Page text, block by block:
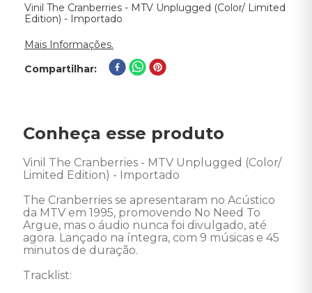
Vinil The Cranberries - MTV Unplugged (Color/ Limited
Edition) - Importado
Mais Informações.
Compartilhar
Conheça esse produto
Vinil The Cranberries - MTV Unplugged (Color/
Limited Edition) - Importado
The Cranberries se apresentaram no Acústico
da MTV em 1995, promovendo No Need To
Argue, mas o áudio nunca foi divulgado, até
agora. Lançado na íntegra, com 9 músicas e 45
minutos de duração.
Tracklist: